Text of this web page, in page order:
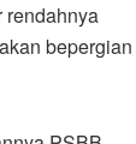
rendahnya
bepergian